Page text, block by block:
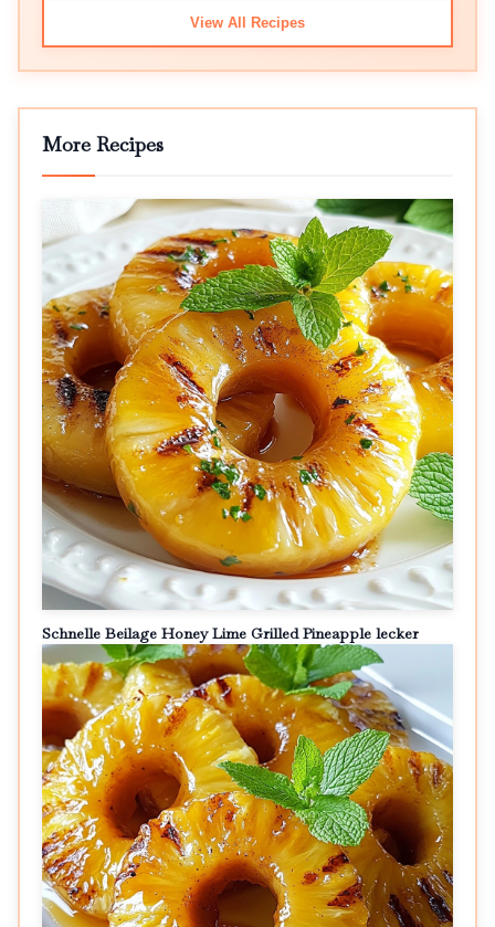
View All Recipes
More Recipes
Schnelle Beilage Honey Lime Grilled Pineapple lecker